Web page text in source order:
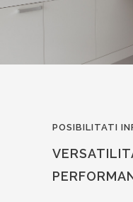
POSIBILITATI